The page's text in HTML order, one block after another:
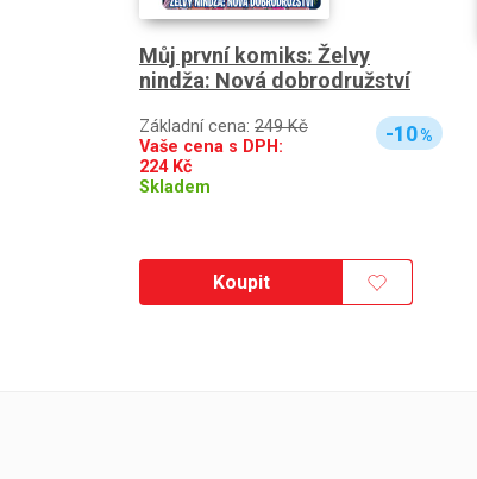
Můj první komiks: Želvy
nindža: Nová dobrodružství
Základní cena: 249 Kč
Vaše cena s DPH:
224Kč
Skladem
-10%
Koupit